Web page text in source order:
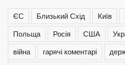
ЄС Близький Схід Київ
Польща
Росія США
війна
гарячі коментарі